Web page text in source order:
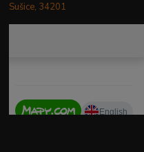
Sušice, 34201